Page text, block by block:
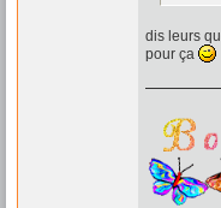
dis leurs
pour ça